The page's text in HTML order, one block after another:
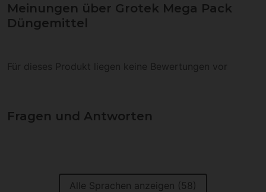
Meinungen über Grotek Mega Pack
Düngemittel
Für dieses Produkt liegen keine Bewertungen vor
Fragen und Antworten
Alle Sprachen anzeigen (58)